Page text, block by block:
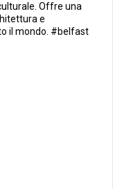
Offre una
e
il mondo. #belfast